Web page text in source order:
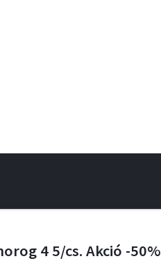
4 5/cs. Akció -50%